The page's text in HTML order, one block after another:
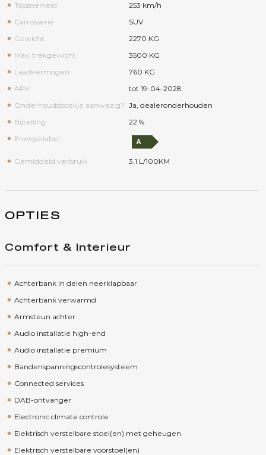
Topsnelheid
253 km/h
Carrosserie
SUV
Gewicht
2270 KG
Max. trekgewicht
3500 KG
Laadvermogen
760 KG
APK
tot 19-04-2028
Onderhoudsboekje aanwezig? Ja, dealeronderhouden
Bijtelling
22 %
Energielabel
Gemiddeld verbruik 3.1 L/100KM
OPTIES
Comfort & Interieur
Achterbank in delen neerklapbaar
Achterbank verwarmd
Armsteun achter
Audio installatie high-end
Audio installatie premium
Bandenspanningscontrolesysteem
Connected services
DAB-ontvanger
Electronic climate controle
Elektrisch verstelbare stoel(en) met geheugen
Elektrisch verstelbare voorstoel(en)